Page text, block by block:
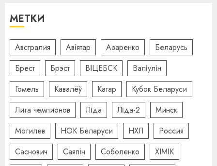
МЕТКИ
Австралия Авіятар Азаренко
Беларусь
Брест
Брэст ВІЦЕБСК
Валіулін
Гомель
Кавалёў Катар
Кубок Беларуси
Лига чемпионов
Ліда Ліда-2
Минск
Могилев
НОК Беларуси НХЛ
Россия
Саснович
Саяпін Соболенко
ХІМІК